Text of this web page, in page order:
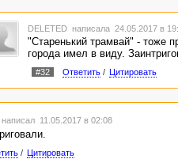
DELETED написала 24.05.2017 в
"Старенький трамвай" - тоже
города имел в виду.
#32 Ответить/ Цитировать
написал 11.05.2017 в 02:08
/ Цитировать